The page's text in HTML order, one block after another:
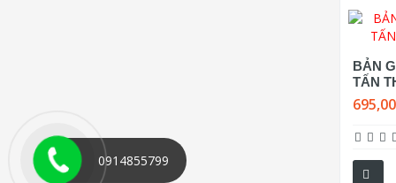
BẢN
TẤN
0914855799